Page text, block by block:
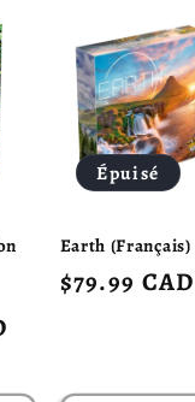
Épuisé
Earth (Français)
Prix
$79.99 CAD